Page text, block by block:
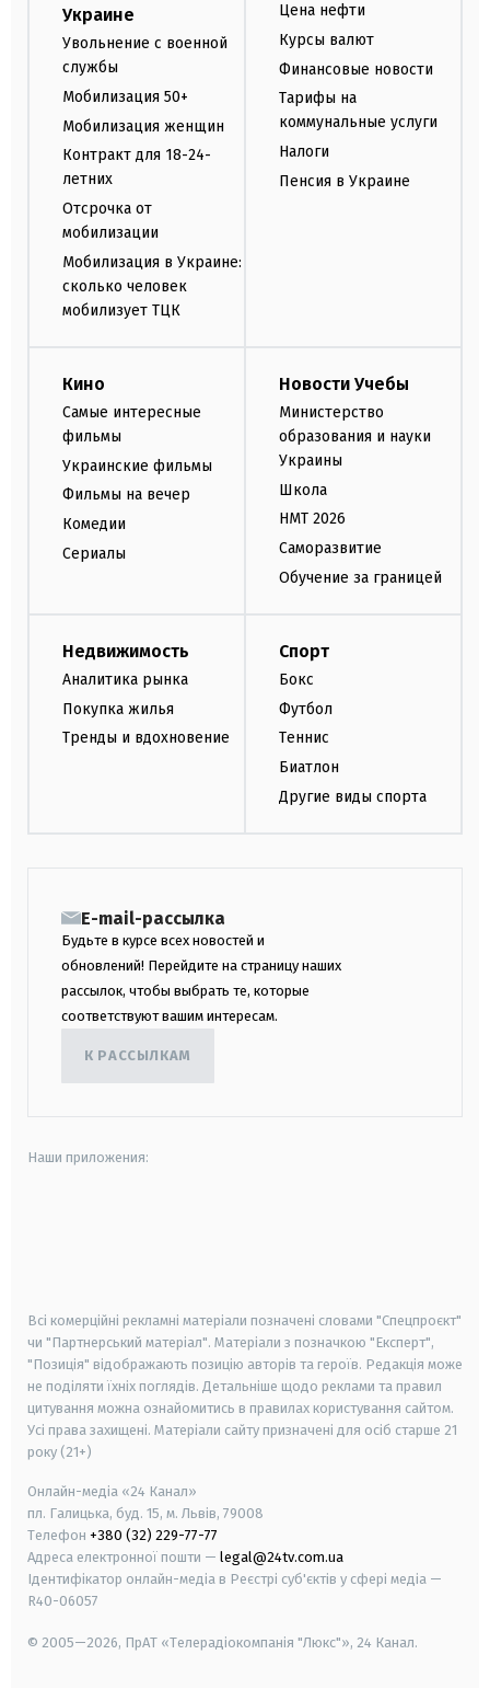
Украине
Увольнение с военной
службы
Мобилизация 50+
Мобилизация женщин
Контракт для 18-24-
летних
Отсрочка от
мобилизации
Мобилизация в Украине:
сколько человек
мобилизует ТЦК
Цена нефти
Курсы валют
Финансовые новости
Тарифы на
коммунальные услуги
Налоги
Пенсия в Украине
Кино
Самые интересные
фильмы
Украинские фильмы
Фильмы на вечер
Комедии
Сериалы
Новости Учебы
Министерство
образования и науки
Украины
Школа
НМТ 2026
Саморазвитие
Обучение за границей
Недвижимость
Аналитика рынка
Покупка жилья
Тренды и вдохновение
Спорт
Бокс
Футбол
Теннис
Биатлон
Другие виды спорта
E-mail-рассылка
Будьте в курсе всех новостей и
обновлений! Перейдите на страницу наших
рассылок, чтобы выбрать те, которые
соответствуют вашим интересам.
К РАССЫЛКАМ
Наши приложения:
Всі комерційні рекламні матеріали позначені словами "Спецпроєкт"
чи "Партнерський матеріал". Матеріали з позначкою "Експерт",
"Позиція" відображають позицію авторів та героїв. Редакція може
не поділяти їхніх поглядів. Детальніше щодо реклами та правил
цитування можна ознайомитись в правилах користування сайтом.
Усі права захищені. Матеріали сайту призначені для осіб старше 21
року (21+)
Онлайн-медіа «24 Канал»
пл. Галицька, буд. 15, м. Львів, 79008
Телефон +380 (32) 229-77-77
Адреса електронної пошти — legal@24tv.com.ua
Ідентифікатор онлайн-медіа в Реєстрі суб'єктів у сфері медіа —
R40-06057
© 2005—2026, ПрАТ «Телерадіокомпанія "Люкс"», 24 Канал.